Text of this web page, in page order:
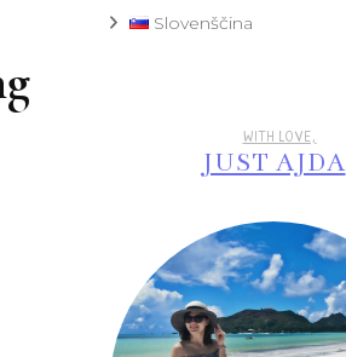
Slovenščina
WITH LOVE,
JUST AJDA